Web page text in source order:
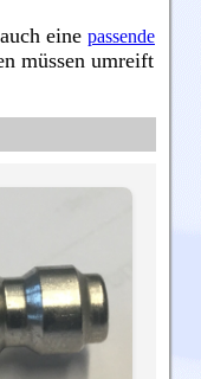
eine passende
müssen umreift